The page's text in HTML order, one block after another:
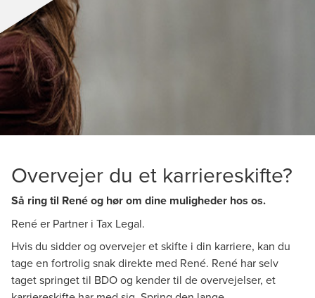
Overvejer du et karriereskifte?
Så ring til René og hør om dine muligheder hos os.
René er Partner i Tax Legal.
Hvis du sidder og overvejer et skifte i din karriere, kan du
tage en fortrolig snak direkte med René. René har selv
taget springet til BDO og kender til de overvejelser, et